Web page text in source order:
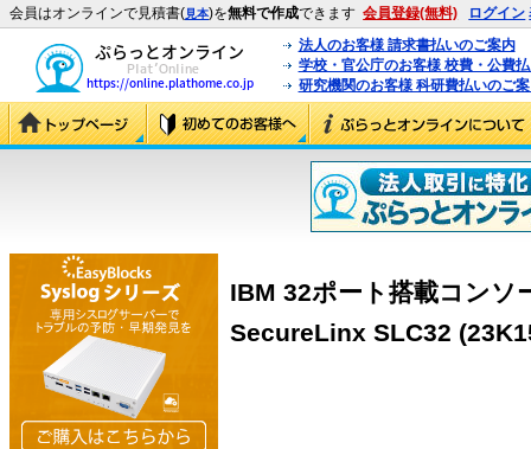
会員はオンラインで見積書(見本)を無料で作成できます 会員登録(無料) ログイン
法人のお客様 請求書払いのご案内
学校・官公庁のお客様 校費・公費
研究機関のお客様 科研費払いのご
IBM 32ポート搭載コンソ
SecureLinx SLC32